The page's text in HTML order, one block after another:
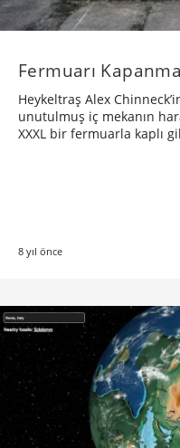
Fermuarı
Heykeltraş Alex
unutulmuş iç mekanın
XXXL bir fermuarla kaplı
8 yıl önce